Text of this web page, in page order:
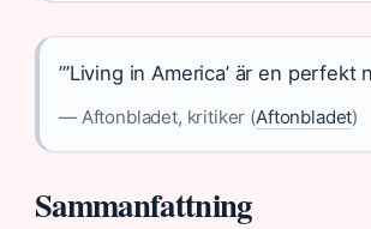
”’Living in America’ är en
— Aftonbladet, kritiker (Aftonbladet)
Sammanfattning